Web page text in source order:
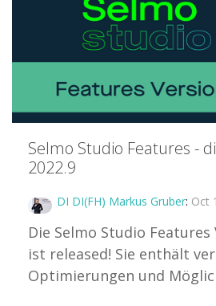
Selmo Studio Features -
2022.9
DI DI(FH) Markus Gruber: Oct
Die Selmo Studio Features
ist released! Sie enthält
Optimierungen und